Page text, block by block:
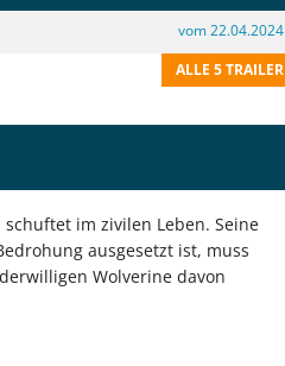
vom 22.04.2024
ALLE 5 TRAILER
im zivilen Leben. Seine
ausgesetzt ist, muss
Wolverine davon